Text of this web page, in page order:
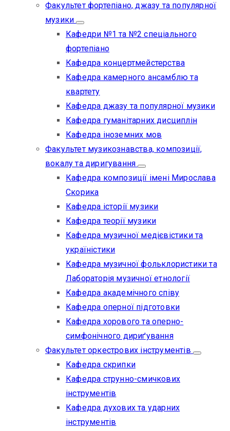
Факультет фортепіано, джазу та популярної
музики
Кафедри №1 та №2 спеціального
фортепіано
Кафедра концертмейстерства
Кафедра камерного ансамблю та
квартету
Кафедра джазу та популярної музики
Кафедра гуманітарних дисциплін
Кафедра іноземних мов
Факультет музикознавства, композиції,
вокалу та диригування
Кафедра композиції імені Мирослава
Скорика
Кафедра історії музики
Кафедра теорії музики
Кафедра музичної медієвістики та
україністики
Кафедра музичної фольклористики та
Лабораторія музичної етнології
Кафедра академічного співу
Кафедра оперної підготовки
Кафедра хорового та оперно-
симфонічного дириґування
Факультет оркестрових інструментів
Кафедра скрипки
Кафедра струнно-смичкових
інструментів
Кафедра духових та ударних
інструментів